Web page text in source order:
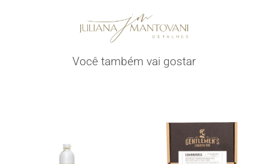
Você também vai gostar